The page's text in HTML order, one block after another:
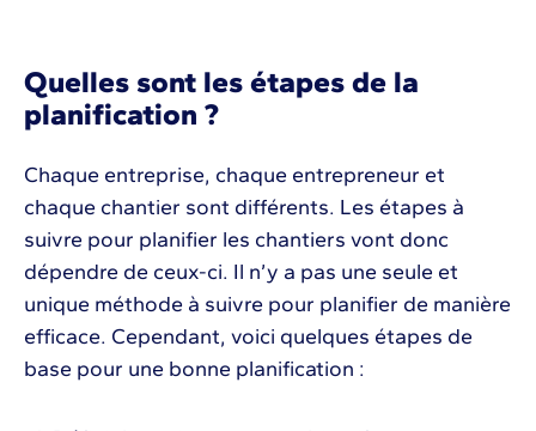
Quelles sont les étapes de la
planification ?
Chaque entreprise, chaque entrepreneur et
chaque chantier sont différents. Les étapes à
suivre pour planifier les chantiers vont donc
dépendre de ceux-ci. Il n’y a pas une seule et
unique méthode à suivre pour planifier de manière
efficace. Cependant, voici quelques étapes de
base pour une bonne planification :